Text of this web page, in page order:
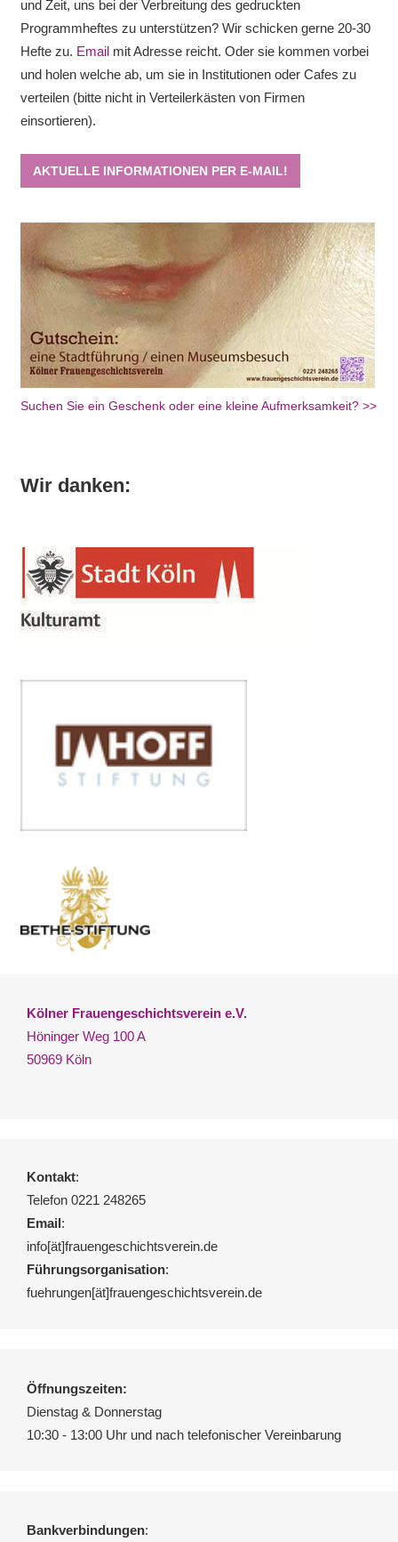
und Zeit, uns bei der Verbreitung des gedruckten
Programmheftes zu unterstützen? Wir schicken gerne 20-30
Hefte zu. Emailmit Adresse reicht. Oder sie kommen vorbei
und holen welche ab, um sie in Institutionen oder Cafes zu
verteilen (bitte nicht in Verteilerkästen von Firmen
einsortieren).
AKTUELLE INFORMATIONEN PER E-MAIL!
Suchen Sie ein Geschenk oder eine kleine Aufmerksamkeit? >>
Wir danken:
Kölner Frauengeschichtsverein e.V.
Höninger Weg 100 A
50969 Köln
Kontakt:
Telefon 0221 248265
Email:
info[ät]frauengeschichtsverein.de
Führungsorganisation:
fuehrungen[ät]frauengeschichtsverein.de
Öffnungszeiten:
Dienstag & Donnerstag
10:30 - 13:00 Uhr und nach telefonischer Vereinbarung
Bankverbindungen: